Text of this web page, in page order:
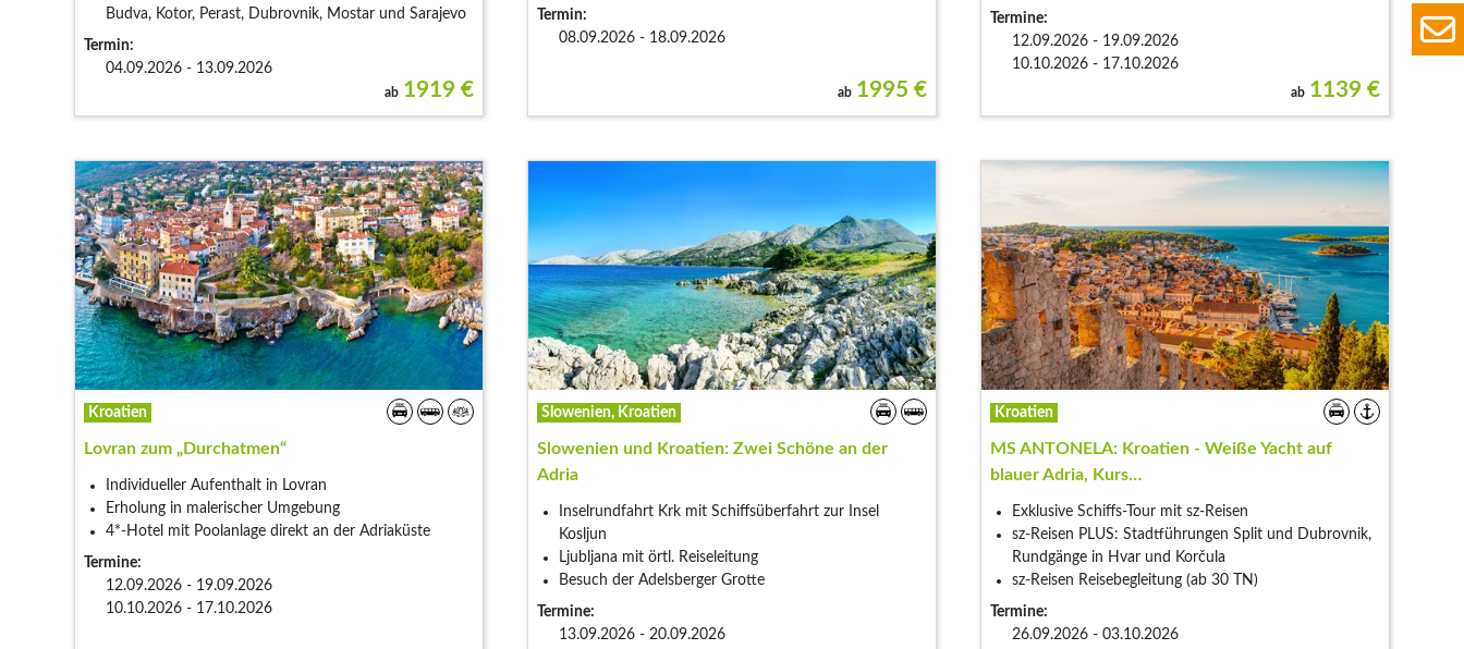
Budva, Kotor, Perast, Dubrovnik, Mostar und Sarajevo
Termin:
04.09.2026 - 13.09.2026
ab 1919 €
Termin:
08.09.2026 - 18.09.2026
ab 1995 €
Termine:
12.09.2026 - 19.09.2026
10.10.2026 - 17.10.2026
ab 1139 €
Kroatien
Lovran zum „Durchatmen“
Individueller Aufenthalt in Lovran
Erholung in malerischer Umgebung
4*-Hotel mit Poolanlage direkt an der Adriaküste
Termine:
12.09.2026 - 19.09.2026
10.10.2026 - 17.10.2026
Slowenien, Kroatien
Slowenien und Kroatien: Zwei Schöne an der
Adria
Inselrundfahrt Krk mit Schiffsüberfahrt zur Insel
Kosljun
Ljubljana mit örtl. Reiseleitung
Besuch der Adelsberger Grotte
Termine:
13.09.2026 - 20.09.2026
Kroatien
MS ANTONELA: Kroatien - Weiße Yacht auf
blauer Adria, Kurs…
Exklusive Schiffs-Tour mit sz-Reisen
sz-Reisen PLUS: Stadtführungen Split und Dubrovnik,
Rundgänge in Hvar und Korčula
sz-Reisen Reisebegleitung (ab 30 TN)
Termine:
26.09.2026 - 03.10.2026